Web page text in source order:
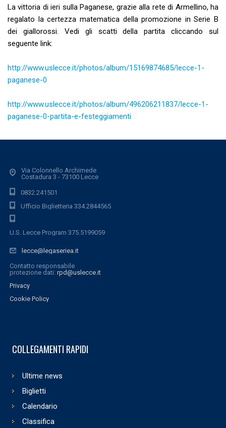
La vittoria di ieri sulla Paganese, grazie alla rete di Armellino, ha
regalato la certezza matematica della promozione in Serie B
dei giallorossi. Vedi gli scatti della partita cliccando sul
seguente link:
http://www.uslecce.it/photos/album/15169874685/lecce-1-
paganese-0
http://www.uslecce.it/photos/album/496206211837/lecce-1-
paganese-0-partita-e-festeggiamenti
Via Colonnello Archimede
Costadura 3 - 73100 Lecce
0832.241501
Ufficio Biglietteria 334.2844565
U.S. Lecce Program 375.5199059
lecce@legaseriea.it
Contatto responsabile
protezione dati: rpd@uslecce.it
Privacy
Cookie Policy
COLLEGAMENTI RAPIDI
Ultime news
Biglietti
Calendario
Classifica